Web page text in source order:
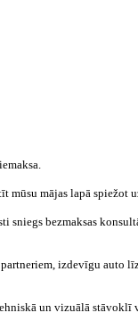
mūsu mājas lapā spiežot
sniegs bezmaksas
izdevīgu auto
un vizuālā